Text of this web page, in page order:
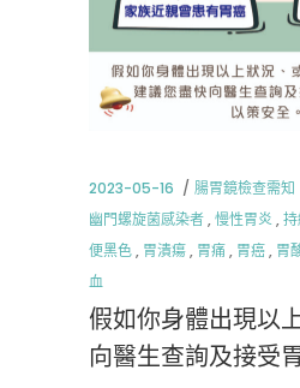
2023-05-16
腸胃鏡檢查需知
幽門螺旋菌感染者,慢性胃炎,
便黑色, 胃潰瘍, 胃痛, 胃癌, 胃
血
假如你身體出現以
向醫生查詢及接受